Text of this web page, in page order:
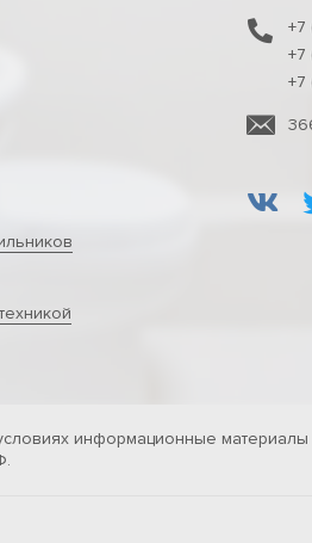
+7
+7
+7
информационные